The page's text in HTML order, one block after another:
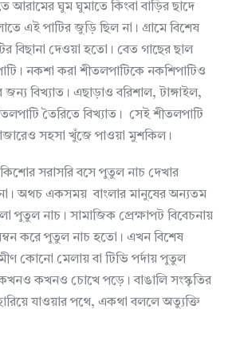
আরামের ঘুম ঘুমাতে কিংবা বাড়ির ছাদে
এই পাটির জুড়ি ছিল না। গ্রামে বিশেষ
বিছানা দেওয়া হতো। বেত গাছের ছাল
নকশা করা শীতলপাটিকে নকশিপাটিও
বিখ্যাত। এছাড়াও বরিশাল, টাঙ্গাইল,
তৈরিতে বিখ্যাত। সেই শীতলপাটি
সহসা খুঁজে পাওয়া মুশকিল।
সরাসরি বসে পুতুল নাচ দেখার
না। অথচ একসময় বাংলার মানুষের অন্যতম
পুতুল নাচ। সামাজিক প্রেক্ষাপট বিবেচনায়
করে পুতুল নাচ হতো। এখন বিশেষ
কোনো মেলায় বা টিভি পর্দায় পুতুল
কখনও চোখে পড়ে। বাঙালি সংস্কৃতির
যাওয়ার পথে, একথা বললে অত্যুক্তি